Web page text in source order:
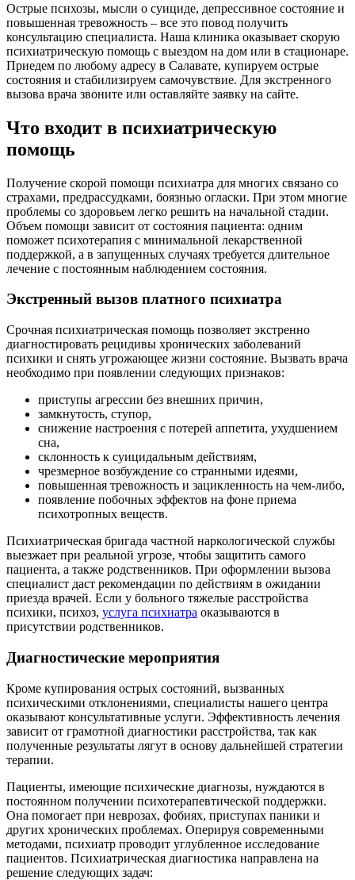
Острые психозы, мысли о суициде, депрессивное состояние и
повышенная тревожность – все это повод получить
консультацию специалиста. Наша клиника оказывает скорую
психиатрическую помощь с выездом на дом или в стационаре.
Приедем по любому адресу в Салавате, купируем острые
состояния и стабилизируем самочувствие. Для экстренного
вызова врача звоните или оставляйте заявку на сайте.
Что входит в психиатрическую
помощь
Получение скорой помощи психиатра для многих связано со
страхами, предрассудками, боязнью огласки. При этом многие
проблемы со здоровьем легко решить на начальной стадии.
Объем помощи зависит от состояния пациента: одним
поможет психотерапия с минимальной лекарственной
поддержкой, а в запущенных случаях требуется длительное
лечение с постоянным наблюдением состояния.
Экстренный вызов платного психиатра
Срочная психиатрическая помощь позволяет экстренно
диагностировать рецидивы хронических заболеваний
психики и снять угрожающее жизни состояние. Вызвать врача
необходимо при появлении следующих признаков:
приступы агрессии без внешних причин,
замкнутость, ступор,
снижение настроения с потерей аппетита, ухудшением
сна,
склонность к суицидальным действиям,
чрезмерное возбуждение со странными идеями,
повышенная тревожность и зацикленность на чем-либо,
появление побочных эффектов на фоне приема
психотропных веществ.
Психиатрическая бригада частной наркологической службы
выезжает при реальной угрозе, чтобы защитить самого
пациента, а также родственников. При оформлении вызова
специалист даст рекомендации по действиям в ожидании
приезда врачей. Если у больного тяжелые расстройства
психики, психоз, услуга психиатра оказываются в
присутствии родственников.
Диагностические мероприятия
Кроме купирования острых состояний, вызванных
психическими отклонениями, специалисты нашего центра
оказывают консультативные услуги. Эффективность лечения
зависит от грамотной диагностики расстройства, так как
полученные результаты лягут в основу дальнейшей стратегии
терапии.
Пациенты, имеющие психические диагнозы, нуждаются в
постоянном получении психотерапевтической поддержки.
Она помогает при неврозах, фобиях, приступах паники и
других хронических проблемах. Оперируя современными
методами, психиатр проводит углубленное исследование
пациентов. Психиатрическая диагностика направлена на
решение следующих задач: